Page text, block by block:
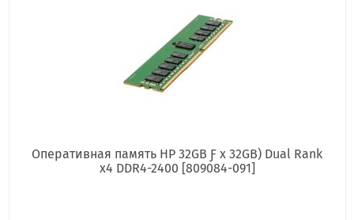
Оперативная память HP 32GB Ƒ x 32GB) Dual Rank
x4 DDR4-2400 [809084-091]